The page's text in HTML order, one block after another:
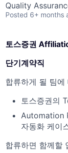
Quality
Posted 6+ months
토스증권
단기계약직
합류하게 될 팀
토스증권의
Automation
자동화 케이
합류하면 함께할